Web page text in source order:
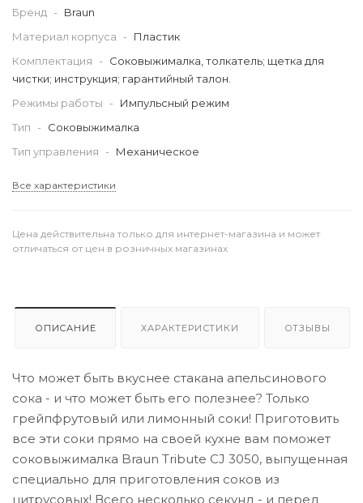
Бренд -
Braun
Материал корпуса
-
Пластик
Комплектация
-
Соковыжималка, толкатель; щетка для
чистки; инструкция; гарантийный талон.
Режимы работы
-
Импульсный режим
Тип
-
Соковыжималка
Тип управления
- Механическое
Все характеристики
Цена действительна только для интернет-магазина и может
отличаться от цен в розничных магазинах
ОПИСАНИЕ ХАРАКТЕРИСТИКИ ОТЗЫВЫ
Что может быть вкуснее стакана апельсинового
сока - и что может быть его полезнее? Только
грейпфрутовый или лимонный соки! Приготовить
все эти соки прямо на своей кухне вам поможет
соковыжималка Braun Tribute CJ 3050, выпущенная
специально для приготовления соков из
цитрусовых! Всего несколько секунд - и перед